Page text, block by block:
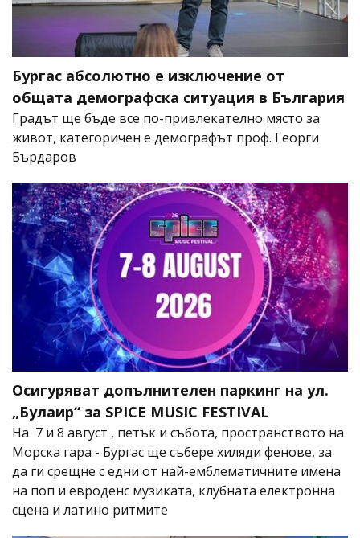
Бургас абсолютно е изключение от
общата демографска ситуация в България
Градът ще бъде все по-привлекателно място за
живот, категоричен е демографът проф. Георги
Бърдаров
Осигуряват допълнителен паркинг на ул.
„Булаир“ за SPICE MUSIC FESTIVAL
На 7 и 8 август , петък и събота, пространството на
Морска гара - Бургас ще събере хиляди фенове, за
да ги срещне с едни от най-емблематичните имена
на поп и евроденс музиката, клубната електронна
сцена и латино ритмите